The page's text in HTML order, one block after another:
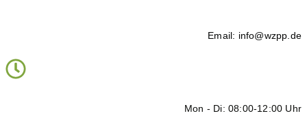
Email: info@wzpp.de
Mon - Di: 08:00-12:00 Uhr